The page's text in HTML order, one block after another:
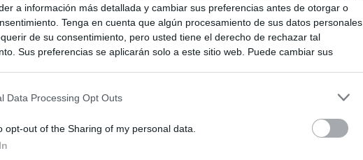
a información más detallada y cambiar sus preferencias antes de otorgar o
Tenga en cuenta que algún procesamiento de sus datos personales
de su consentimiento, pero usted tiene el derecho de rechazar tal
Sus preferencias se aplicarán solo a este sitio web. Puede cambiar sus
Data Processing Opt Outs
opt-out of the Sharing of my personal data.